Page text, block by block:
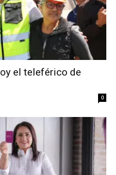
el teleférico de
0